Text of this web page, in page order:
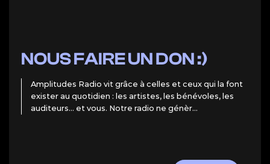
NOUS FAIRE UN DON :)
Amplitudes Radio vit grâce à celles et ceux qui la font
exister au quotidien : les artistes, les bénévoles, les
auditeurs… et vous. Notre radio ne génèr...